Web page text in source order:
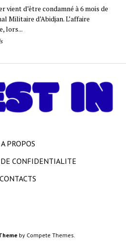
vient d’être condamné à 6 mois de
Militaire d’Abidjan. L’affaire
lors...
A PROPOS
CONFIDENTIALITE
CONTACTS
by Compete Themes.